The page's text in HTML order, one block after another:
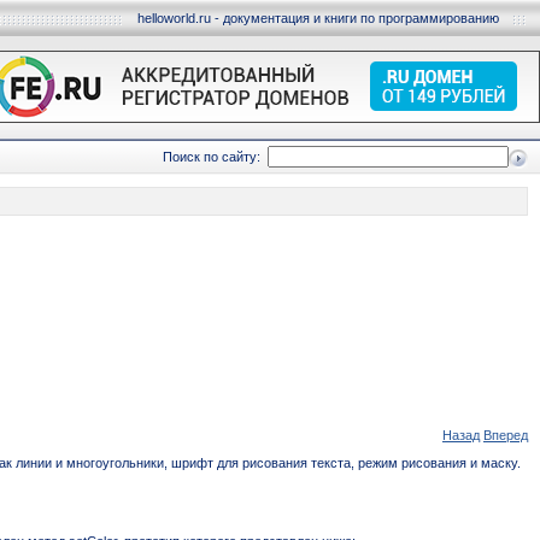
helloworld.ru - документация и книги по программированию
Поиск по сайту:
Назад Вперед
линии и многоугольники, шрифт для рисования текста, режим рисования и маску.